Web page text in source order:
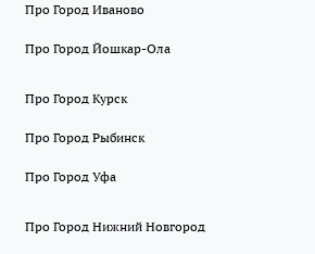
Про Город Иваново
Про Город Йошкар-Ола
Про Город Курск
Про Город Рыбинск
Про Город Уфа
Про Город Нижний Новгород